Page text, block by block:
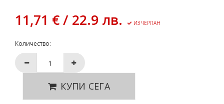
11,71 € / 22.9 лв. ИЗЧЕРПАН
Количество:
КУПИ СЕГА